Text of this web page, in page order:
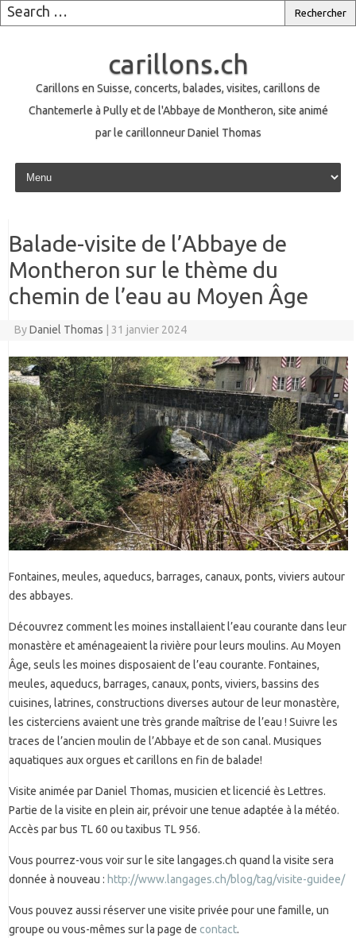
carillons.ch
Carillons en Suisse, concerts, balades, visites, carillons de
Chantemerle à Pully et de l'Abbaye de Montheron, site animé
par le carillonneur Daniel Thomas
Skip to content
Balade-visite de l’Abbaye de
Montheron sur le thème du
chemin de l’eau au Moyen Âge
ByDaniel Thomas 31 janvier 2024
Fontaines, meules, aqueducs, barrages, canaux, ponts, viviers autour
des abbayes.
Découvrez comment les moines installaient l’eau courante dans leur
monastère et aménageaient la rivière pour leurs moulins. Au Moyen
Âge, seuls les moines disposaient de l’eau courante. Fontaines,
meules, aqueducs, barrages, canaux, ponts, viviers, bassins des
cuisines, latrines, constructions diverses autour de leur monastère,
les cisterciens avaient une très grande maîtrise de l’eau ! Suivre les
traces de l’ancien moulin de l’Abbaye et de son canal. Musiques
aquatiques aux orgues et carillons en fin de balade!
Visite animée par Daniel Thomas, musicien et licencié ès Lettres.
Partie de la visite en plein air, prévoir une tenue adaptée à la météo.
Accès par bus TL 60 ou taxibus TL 956.
Vous pourrez-vous voir sur le site langages.ch quand la visite sera
donnée à nouveau : http://www.langages.ch/blog/tag/visite-guidee/
Vous pouvez aussi réserver une visite privée pour une famille, un
groupe ou vous-mêmes sur la page de contact.